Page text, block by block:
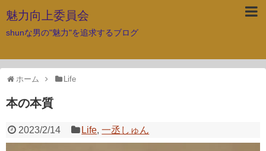
魅力向上委員会
shunな男の"魅力"を追求するブログ
ホーム Life
本の本質
2023/2/14 Life,一丞しゅん